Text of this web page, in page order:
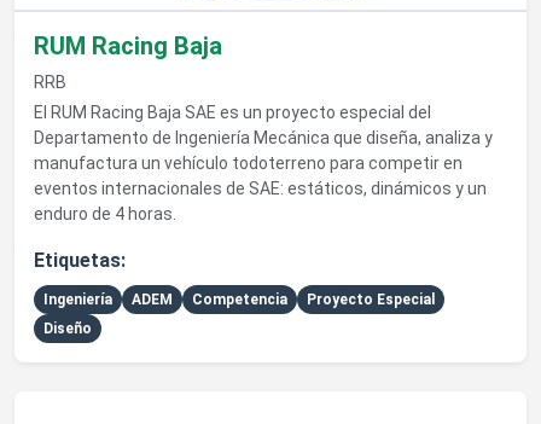
RUM Racing Baja
RRB
El RUM Racing Baja SAE es un proyecto especial del
Departamento de Ingeniería Mecánica que diseña, analiza y
manufactura un vehículo todoterreno para competir en
eventos internacionales de SAE: estáticos, dinámicos y un
enduro de 4 horas.
Etiquetas:
Ingeniería ADEM Competencia
Proyecto Especial
Diseño